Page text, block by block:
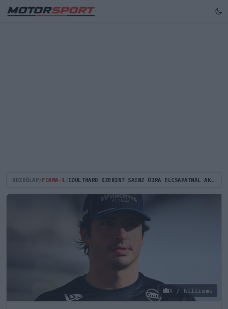
KEZDŐLAP FORMA-1 COULTHARD SZERINT SAINZ ÚJRA ÉLCSAPATNÁL AKAR VERSENYEZNI
X / Williams